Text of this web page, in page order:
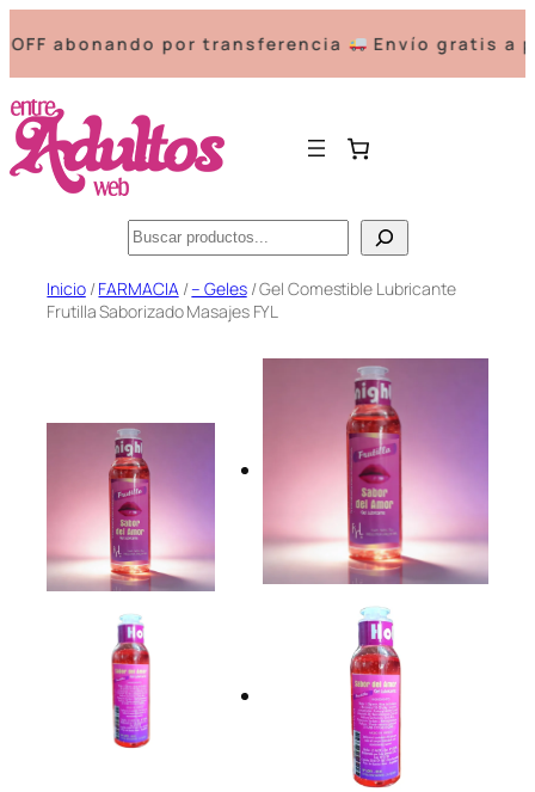
abonando por transferencia Envío gratis a
Buscar
SaltarInicio/FARMACIA/– Geles/ Gel Comestible Lubricante
Frutilla Saborizado Masajes FYL